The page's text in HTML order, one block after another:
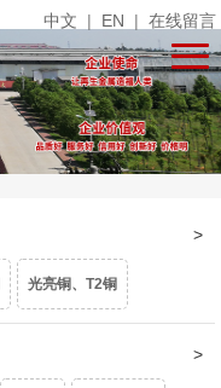
中文 | EN | 在线留言
光亮铜、T2铜